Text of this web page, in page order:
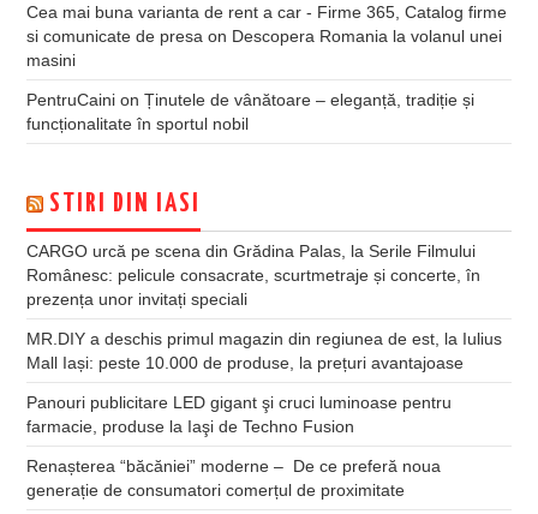
Cea mai buna varianta de rent a car - Firme 365, Catalog firme
si comunicate de presa on Descopera Romania la volanul unei
masini
PentruCaini onȚinutele de vânătoare – eleganță, tradiție și
funcționalitate în sportul nobil
STIRI DIN IASI
CARGO urcă pe scena din Grădina Palas, la Serile Filmului
Românesc: pelicule consacrate, scurtmetraje și concerte, în
prezența unor invitați speciali
MR.DIY a deschis primul magazin din regiunea de est, la Iulius
Mall Iași: peste 10.000 de produse, la prețuri avantajoase
Panouri publicitare LED gigant şi cruci luminoase pentru
farmacie, produse la Iaşi de Techno Fusion
Renașterea “băcăniei” moderne – De ce preferă noua
generație de consumatori comerțul de proximitate